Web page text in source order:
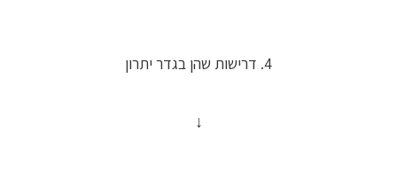
4. דרישות שהן בגדר יתרון
↓